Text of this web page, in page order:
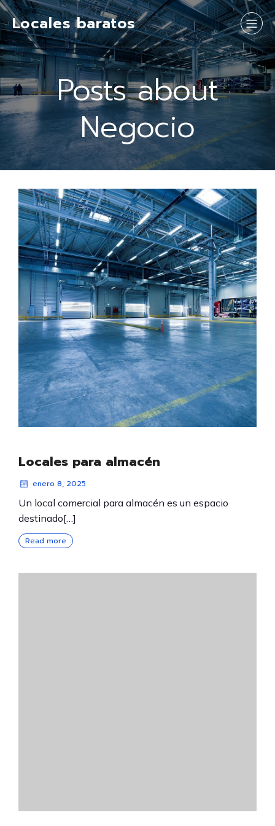
Locales baratos
Posts about
Negocio
Locales para almacén
enero 8, 2025
Un local comercial para almacén es un espacio
destinado[…]
Read more